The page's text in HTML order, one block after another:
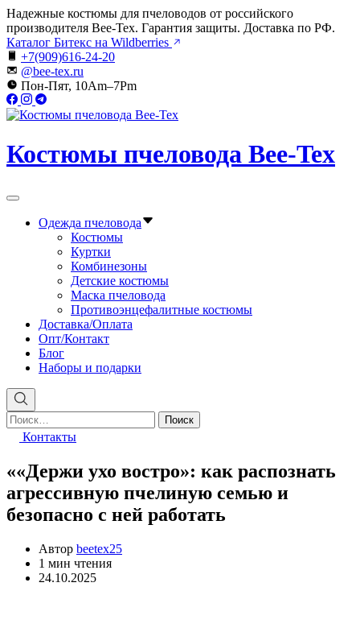
Перейти
к
содержимому
Надежные костюмы для пчеловодов от российского
производителя Bee-Tex. Гарантия защиты. Доставка по РФ.
Каталог Битекс на Wildberries
+7(909)616-24-20
@bee-tex.ru
Пон-Пят, 10Am–7Pm
Костюмы пчеловода Bee-Tex
Вне
Одежда пчеловода
Костюмы
Куртки
Комбинезоны
Детские костюмы
Маска пчеловода
Противоэнцефалитные костюмы
Доставка/Оплата
Опт/Контакт
Блог
Наборы и подарки
Найти:
Контакты
««Держи ухо востро»: как распознать
агрессивную пчелиную семью и
безопасно с ней работать
Автор beetex25
Расчётное
время
1 мин чтения
24.10.2025